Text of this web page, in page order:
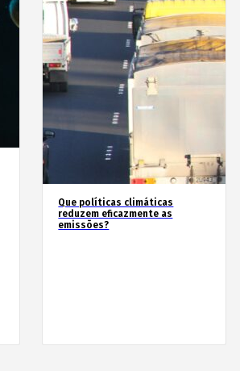
Que políticas climáticas
reduzem eficazmente as
emissões?